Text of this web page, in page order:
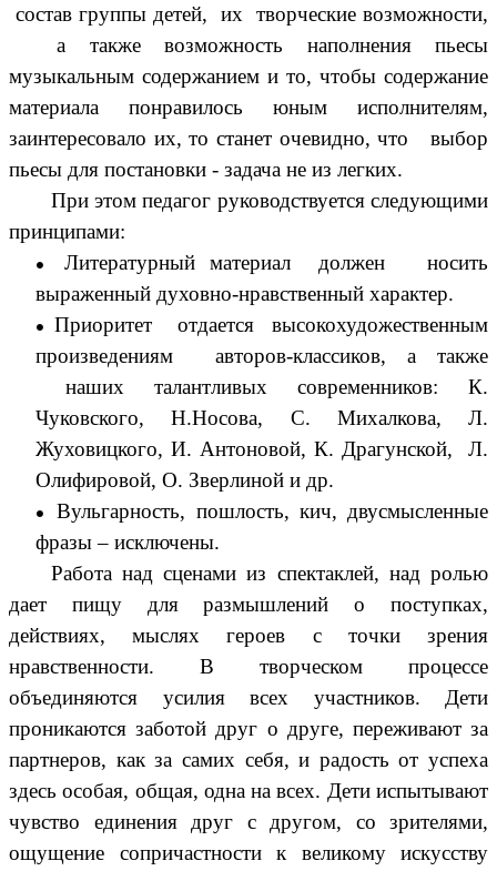
состав группы детей, их творческие возможности,
а также возможность наполнения пьесы
музыкальным содержанием и то, чтобы содержание
материала понравилось юным исполнителям,
заинтересовало их, то станет очевидно, что выбор
пьесы для постановки - задача не из легких.
При этом педагог руководствуется следующими
принципами:
Литературный материал должен носить
выраженный духовно-нравственный характер.
Приоритет отдается высокохудожественным
произведениям авторов-классиков, а также
наших талантливых современников: К.
Чуковского, Н.Носова, С. Михалкова, Л.
Жуховицкого, И. Антоновой, К. Драгунской, Л.
Олифировой, О. Зверлиной и др.
Вульгарность, пошлость, кич, двусмысленные
фразы – исключены.
Работа над сценами из спектаклей, над ролью
дает пищу для размышлений о поступках,
действиях, мыслях героев с точки зрения
нравственности. В творческом процессе
объединяются усилия всех участников. Дети
проникаются заботой друг о друге, переживают за
партнеров, как за самих себя, и радость от успеха
здесь особая, общая, одна на всех. Дети испытывают
чувство единения друг с другом, со зрителями,
ощущение сопричастности к великому искусству